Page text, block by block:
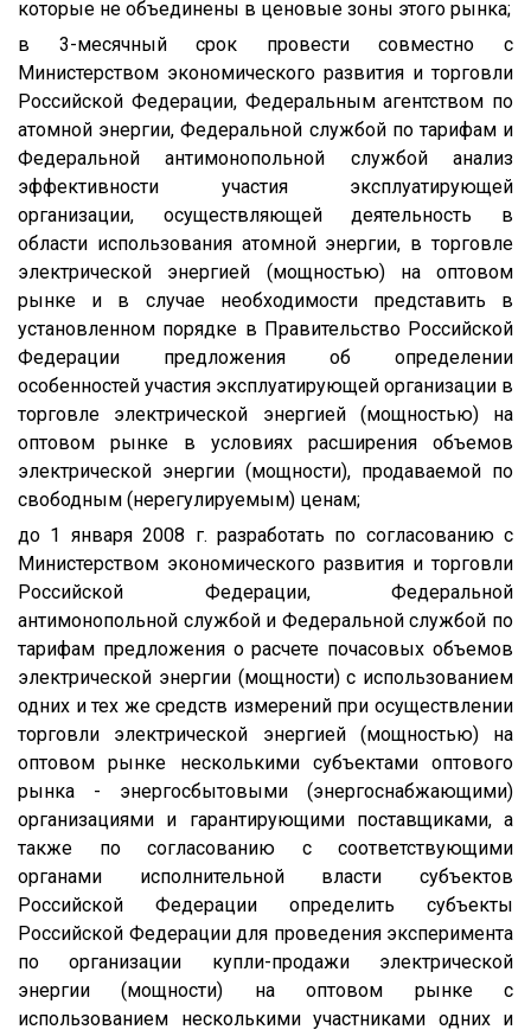
которые не объединены в ценовые зоны этого рынка;
в 3-месячный срок провести совместно с
Министерством экономического развития и торговли
Российской Федерации, Федеральным агентством по
атомной энергии, Федеральной службой по тарифам и
Федеральной антимонопольной службой анализ
эффективности участия эксплуатирующей
организации, осуществляющей деятельность в
области использования атомной энергии, в торговле
электрической энергией (мощностью) на оптовом
рынке и в случае необходимости представить в
установленном порядке в Правительство Российской
Федерации предложения об определении
особенностей участия эксплуатирующей организации в
торговле электрической энергией (мощностью) на
оптовом рынке в условиях расширения объемов
электрической энергии (мощности), продаваемой по
свободным (нерегулируемым) ценам;
до 1 января 2008 г. разработать по согласованию с
Министерством экономического развития и торговли
Российской Федерации, Федеральной
антимонопольной службой и Федеральной службой по
тарифам предложения о расчете почасовых объемов
электрической энергии (мощности) с использованием
одних и тех же средств измерений при осуществлении
торговли электрической энергией (мощностью) на
оптовом рынке несколькими субъектами оптового
рынка - энергосбытовыми (энергоснабжающими)
организациями и гарантирующими поставщиками, а
также по согласованию с соответствующими
органами исполнительной власти субъектов
Российской Федерации определить субъекты
Российской Федерации для проведения эксперимента
по организации купли-продажи электрической
энергии (мощности) на оптовом рынке с
использованием несколькими участниками одних и